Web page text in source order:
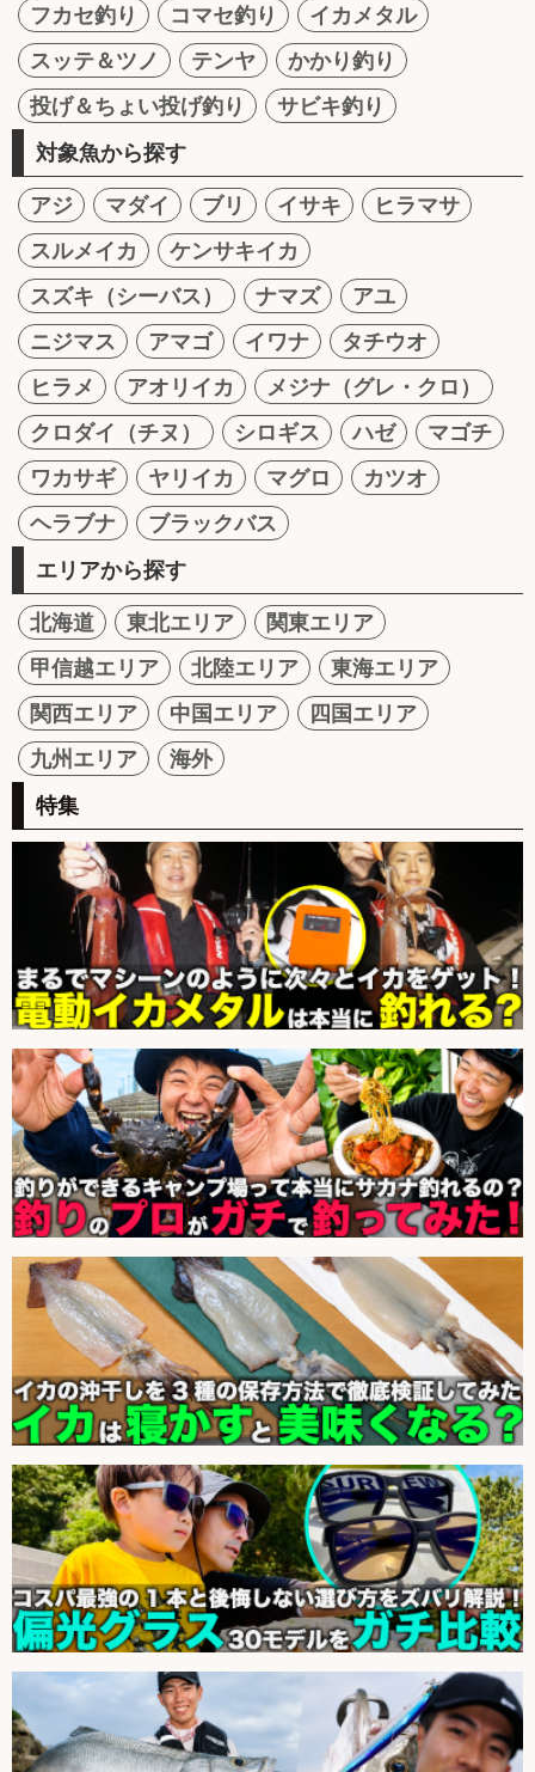
フカセ釣り
コマセ釣り
イカメタル
スッテ＆ツノ
テンヤ
かかり釣り
投げ＆ちょい投げ釣り
サビキ釣り
対象魚から探す
アジ マダイ ブリ イサキ
ヒラマサ
スルメイカ
ケンサキイカ
スズキ（シーバス）
ナマズ
アユ
ニジマス
アマゴ イワナ
タチウオ
ヒラメ
アオリイカ
メジナ（グレ・クロ）
クロダイ（チヌ）
シロギス ハゼ
マゴチ
ワカサギ
ヤリイカ マグロ
カツオ
ヘラブナ
ブラックバス
エリアから探す
北海道 東北エリア
関東エリア
甲信越エリア
北陸エリア
東海エリア
関西エリア
中国エリア
四国エリア
九州エリア
海外
特集